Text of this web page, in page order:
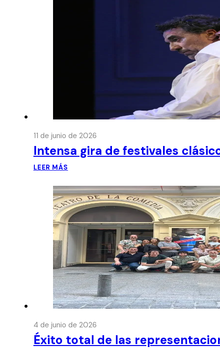
11 de junio de 2026
Intensa gira de festivales
LEER MÁS
4 de junio de 2026
Éxito total de las